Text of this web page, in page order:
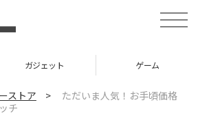
t
o
a
v
ガジェット ゲーム
ストア >
ただいま人気！お手頃価格
チ